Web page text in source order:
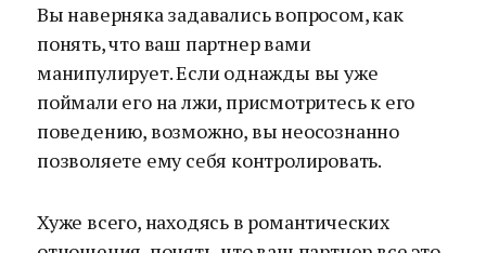
Вы наверняка задавались вопросом, как
понять, что ваш партнер вами
манипулирует. Если однажды вы уже
поймали его на лжи, присмотритесь к его
поведению, возможно, вы неосознанно
позволяете ему себя контролировать.
Хуже всего, находясь в романтических